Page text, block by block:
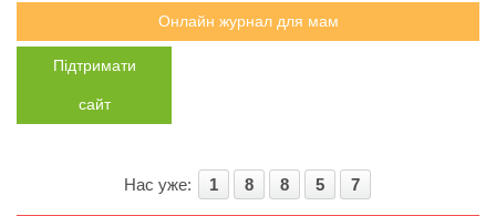
Онлайн журнал для мам
Підтримати
сайт
Нас уже: 1 8 8 5 7